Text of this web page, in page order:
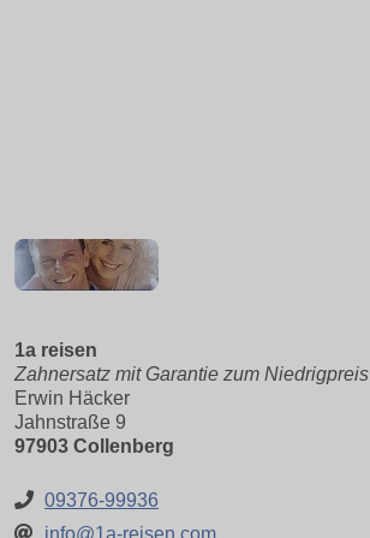
1a reisen
Zahnersatz mit Garantie zum Niedrigpreis
Erwin Häcker
Jahnstraße 9
97903 Collenberg
09376-99936
info@1a-reisen.com